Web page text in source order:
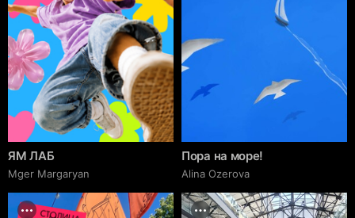
ЯМ ЛАБ
Mger Margaryan
Пора на море!
Alina Ozerova